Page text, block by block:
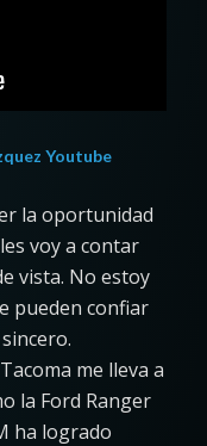
Youtube
la oportunidad
voy a contar
vista. No estoy
pueden confiar
me lleva a
la Ford Ranger
ha logrado